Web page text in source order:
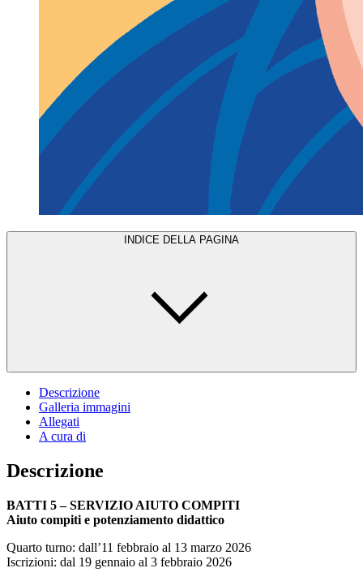
INDICE DELLA PAGINA
Descrizione
Galleria immagini
Allegati
A cura di
Descrizione
BATTI 5 – SERVIZIO AIUTO COMPITI
Aiuto compiti e potenziamento didattico
Quarto turno: dall’11 febbraio al 13 marzo 2026
Iscrizioni: dal 19 gennaio al 3 febbraio 2026